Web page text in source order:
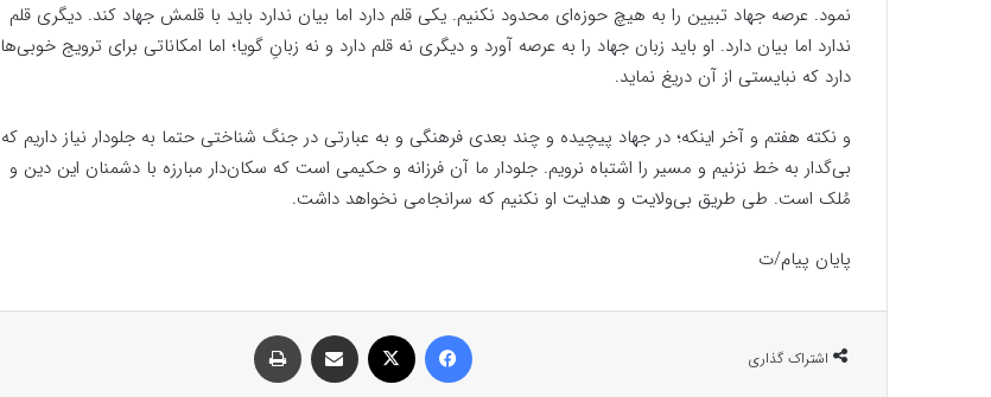
نمود. عرصه جهاد تبیین را به هیچ حوزه‌ای محدود نکنیم. یکی قلم دارد اما بیان ندارد باید با قلمش جهاد کند. دیگری قلم
ندارد اما بیان دارد. او باید زبان جهاد را به عرصه آورد و دیگری نه قلم دارد و نه زبانِ گویا؛ اما امکاناتی برای ترویج خوبی‌ها
دارد که نبایستی از آن دریغ نماید.
و نکته هفتم و آخر اینکه؛ در جهاد پیچیده و چند بعدی فرهنگی و به عبارتی در جنگ شناختی حتما به جلودار نیاز داریم که
بی‌گدار به خط نزنیم و مسیر را اشتباه نرویم. جلودار ما آن فرزانه و حکیمی است که سکان‌دار مبارزه با دشمنان این دین و
مُلک است. طی طریق بی‌ولایت و هدایت او نکنیم که سرانجامی نخواهد داشت.
پایان پیام/ت
اشتراک گذاری
فیسبوک ایکس اشتراک گذاری با ایمیل